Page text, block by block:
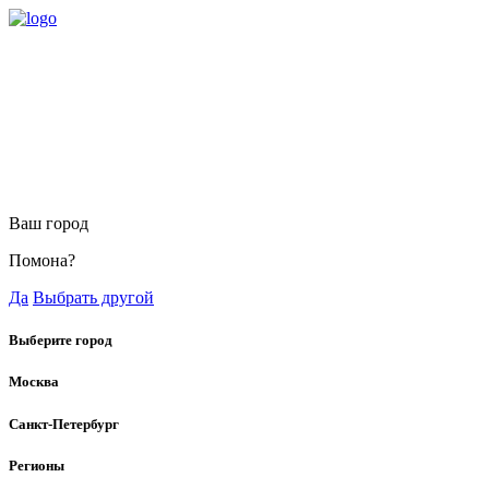
Ваш город
Помона?
Да Выбрать другой
Выберите город
Москва
Санкт-Петербург
Регионы